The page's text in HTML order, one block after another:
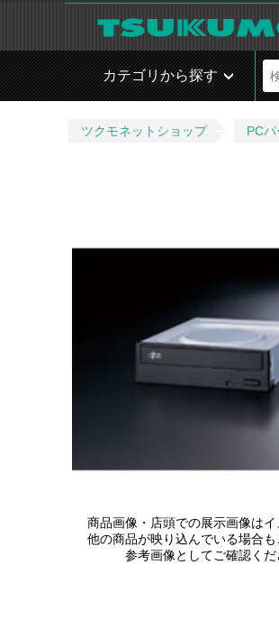
カテゴリから探す
ツクモネットショップ PCパ
商品画像・店頭での展示画像はイ
他の商品が映り込んでいる場合も
参考画像としてご確認くだ